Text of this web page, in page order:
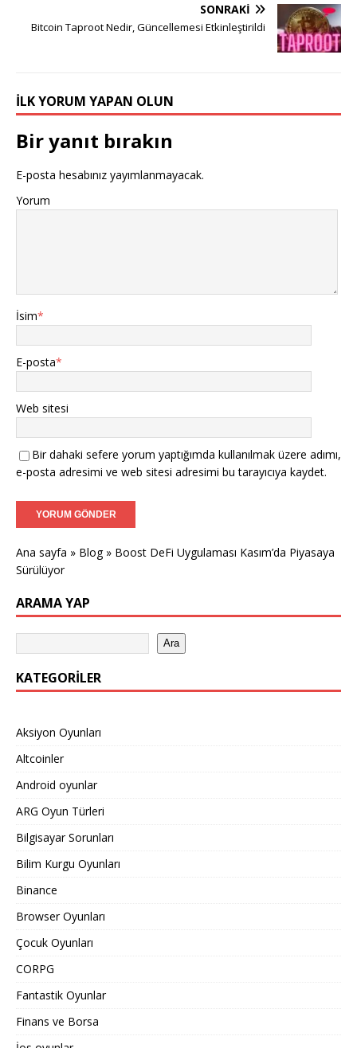
SONRAKI
Bitcoin Taproot Nedir, Güncellemesi Etkinleştirildi
İLK YORUM YAPAN OLUN
Bir yanıt bırakın
E-posta hesabınız yayımlanmayacak.
Yorum
İsim*
E-posta*
Web sitesi
Bir dahaki sefere yorum yaptığımda kullanılmak üzere adımı,
e-posta adresimi ve web sitesi adresimi bu tarayıcıya kaydet.
Ana sayfa » Blog» Boost DeFi Uygulaması Kasım’da Piyasaya
Sürülüyor
ARAMA YAP
Ara
KATEGORILER
Aksiyon Oyunları
Altcoinler
Android oyunlar
ARG Oyun Türleri
Bilgisayar Sorunları
Bilim Kurgu Oyunları
Binance
Browser Oyunları
Çocuk Oyunları
CORPG
Fantastik Oyunlar
Finans ve Borsa